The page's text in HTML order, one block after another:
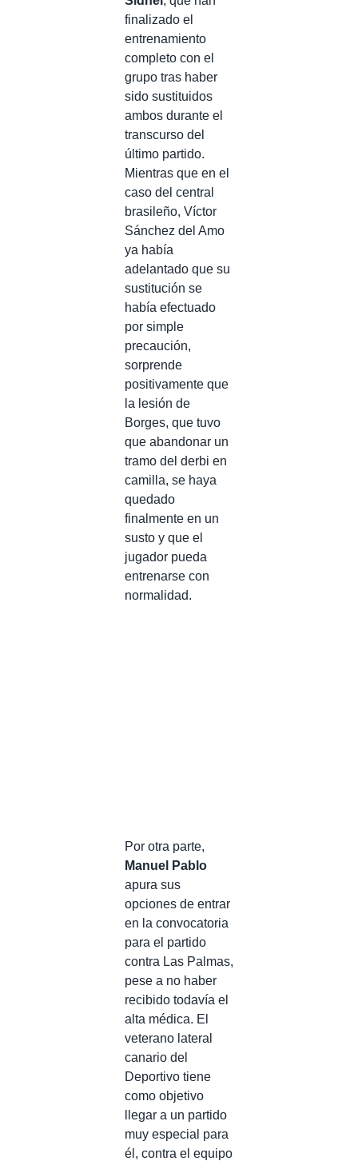
finalizado el
entrenamiento
completo con el
grupo tras haber
sido sustituidos
ambos durante el
transcurso del
último partido.
Mientras que en el
caso del central
brasileño, Víctor
Sánchez del Amo
ya había
adelantado que su
sustitución se
había efectuado
por simple
precaución,
sorprende
positivamente que
la lesión de
Borges, que tuvo
que abandonar un
tramo del derbi en
camilla, se haya
quedado
finalmente en un
susto y que el
jugador pueda
entrenarse con
normalidad.
Por otra parte,
Manuel Pablo
apura sus
opciones de entrar
en la convocatoria
para el partido
contra Las Palmas,
pese a no haber
recibido todavía el
alta médica. El
veterano lateral
canario del
Deportivo tiene
como objetivo
llegar a un partido
muy especial para
él, contra el equipo